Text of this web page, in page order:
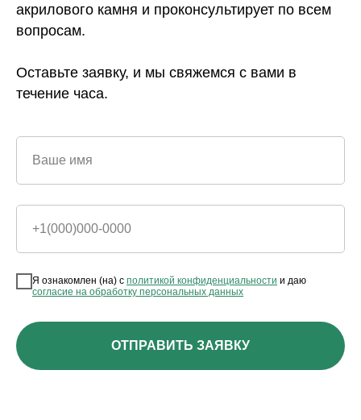
акрилового камня и проконсультирует по всем
вопросам.
Оставьте заявку, и мы свяжемся с вами в
течение часа.
Ваше имя
+1(000)000-0000
Я ознакомлен (на) с политикой конфиденциальности и даю
согласие на обработку персональных данных
ОТПРАВИТЬ ЗАЯВКУ